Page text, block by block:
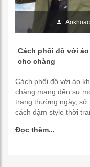
Cách phối đồ với
cho chàng
Cách phối đồ với áo
chàng mang đến sự
trang thường ngày, sở
cách đậm style thời
Đọc thêm...